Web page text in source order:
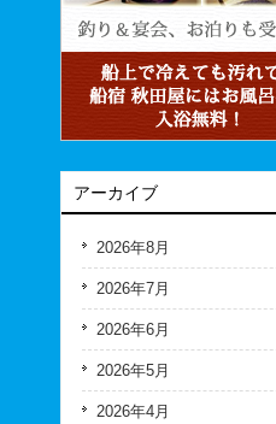
アーカイブ
2026年8月
2026年7月
2026年6月
2026年5月
2026年4月